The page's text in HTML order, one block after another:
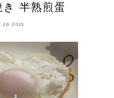
半熟煎蛋
29, 2015